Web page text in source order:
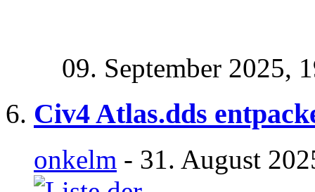
09. September 2025,
Civ4 Atlas.dds
onkelm - 31. August